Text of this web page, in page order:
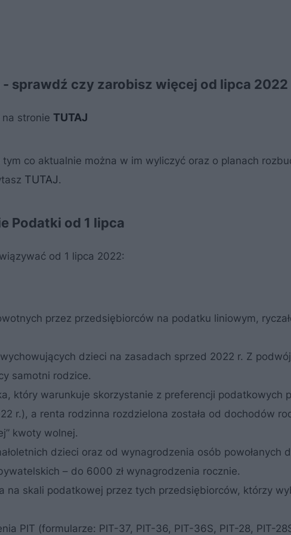
sprawdź czy zarobisz więcej od lipca 2022
stronie TUTAJ
tym co aktualnie można w im wyliczyć oraz o planach
TUTAJ.
Podatki od 1 lipca
od 1 lipca 2022:
przez przedsiębiorców na podatku liniowym,
dzieci na zasadach sprzed 2022 r. Z
samotni rodzice.
który warunkuje skorzystanie z preferencji podatkowych
r.), a renta rodzinna rozdzielona została od dochodów
kwoty wolnej.
dzieci oraz od wynagrodzenia osób powołanych
– do 6000 zł wynagrodzenia rocznie.
na skali podatkowej przez tych przedsiębiorców, którzy
PIT (formularze: PIT-37, PIT-36, PIT-36S, PIT-28, PIT-